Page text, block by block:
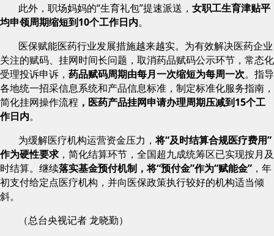
此外，职场妈妈的“生育礼包”提速派送， 女职工生育津贴平
均申领周期缩短到10个工作日内。
医保赋能医药行业发展措施越来越实。为有效解决医药企业
关注的赋码、挂网时间长问题，取消药品赋码公示环节，常态化
受理投诉申诉， 药品赋码周期由每月一次缩短为每周一次。指导
各地统一招采信息系统和产品信息标准，制定标准化服务指南，
简化挂网操作流程 ，医药产品挂网申请办理周期压减到15个工
作日内。
为缓解医疗机构运营资金压力，将“及时结算合规医疗费用”
作为硬性要求，简化结算环节，全国超九成统筹区已实现按月及
时结算。继续落实基金预付机制，将“预付金”作为“赋能金” ，年
初支付给定点医疗机构，并向医保政策执行较好的机构适当倾
斜。
（总台央视记者 龙晓勤）